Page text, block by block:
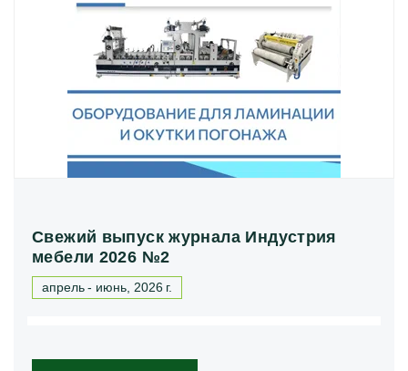
Свежий выпуск журнала Индустрия
мебели 2026 №2
апрель - июнь, 2026 г.